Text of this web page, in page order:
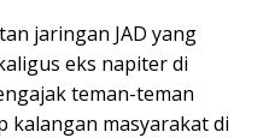
jaringan JAD yang
eks napiter di
teman-teman
kalangan masyarakat di